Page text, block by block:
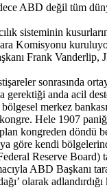
ABD değil tüm
sisteminin
Komisyonu
Frank Vanderlip,
sonrasında
gerektiği anda acil
merkez
Hele 1907
kongreden
göre kendi
Reserve
ABD Başkanı
olarak